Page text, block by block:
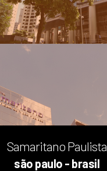
Samaritano Paulista
são paulo - brasil